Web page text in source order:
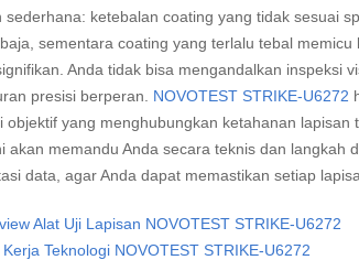
sederhana: ketebalan coating yang tidak sesuai
sementara coating yang terlalu tebal
Anda tidak bisa mengandalkan inspeksi
presisi berperan. NOVOTEST STRIKE-U6272
objektif yang menghubungkan ketahanan
akan memandu Anda secara teknis dan langkah
data, agar Anda dapat memastikan setiap
Alat Uji Lapisan NOVOTEST STRIKE-U6272
Teknologi NOVOTEST STRIKE-U6272